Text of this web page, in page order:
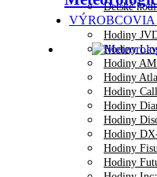
Detské
VÝROBCOVIA
Hodiny
Hodiny
Hodiny
Hodiny
Hodiny
Hodiny
Hodiny
Hodiny
Hodiny
Hodiny